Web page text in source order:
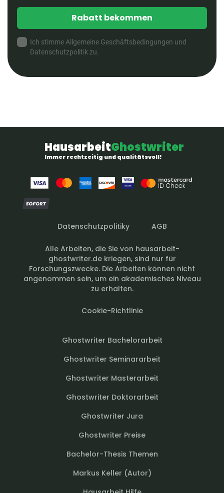
Rabatt bekommen
Ich stimme Allgemeine Geschäftsbedingungen und
Datenschutzpolitik zu.
HausarbeitGhostwriter
Immer rechtzeitig und qualitätsvoll!
Datenschutzpolitiky AGB
Alle Arbeiten, die Sie von hausarbeit-
ghostwriter.de kriegen, sind nur für
Forschungszwecke. Die Arbeiten können nicht
angenommen sein, um ein akademisches Niveau
zu erhalten.
Cookie-Richtlinie
Ghostwriter Bachelorarbeit
Ghostwriter Seminararbeit
Ghostwriter Masterarbeit
Ghostwriter Doktorarbeit
Ghostwriter Jura
Ghostwriter Preise
Bachelor-Thesis Themen
Markus Keller (Autor)